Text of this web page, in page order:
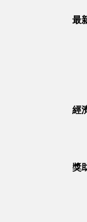
最
經
獎